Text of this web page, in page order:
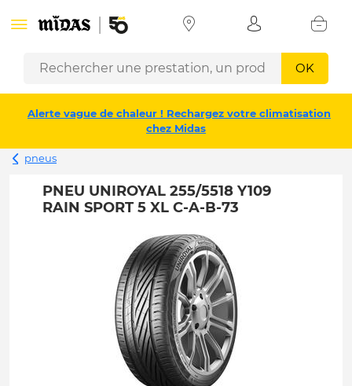
OK
Alerte vague de chaleur ! Rechargez votre climatisation
chez Midas
pneus
PNEU UNIROYAL 255/5518 Y109
RAIN SPORT 5 XL C-A-B-73